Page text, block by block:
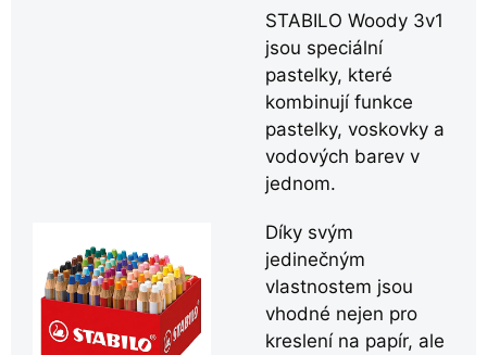
STABILO Woody 3v1
jsou speciální
pastelky, které
kombinují funkce
pastelky, voskovky a
vodových barev v
jednom.
Díky svým
jedinečným
vlastnostem jsou
vhodné nejen pro
kreslení na papír, ale